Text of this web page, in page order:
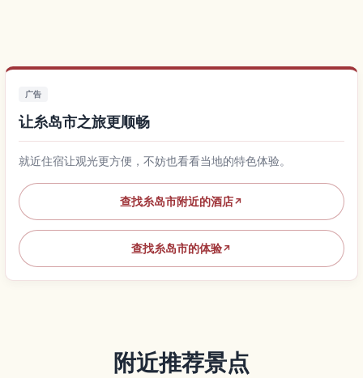
广告
让糸岛市之旅更顺畅
就近住宿让观光更方便，不妨也看看当地的特色体验。
查找糸岛市附近的酒店↗
查找糸岛市的体验↗
附近推荐景点